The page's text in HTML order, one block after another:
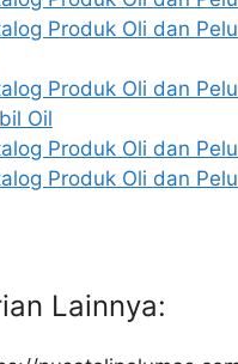
Produk Oli dan
Produk Oli dan
Oil
Produk Oli dan
Produk Oli dan
Lainnya: